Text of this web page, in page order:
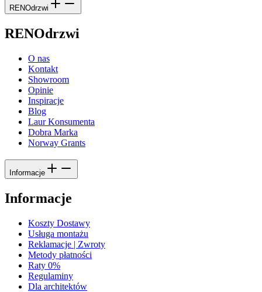
RENOdrzwi
RENOdrzwi
O nas
Kontakt
Showroom
Opinie
Inspiracje
Blog
Laur Konsumenta
Dobra Marka
Norway Grants
Informacje
Informacje
Koszty Dostawy
Usługa montażu
Reklamacje | Zwroty
Metody płatności
Raty 0%
Regulaminy
Dla architektów